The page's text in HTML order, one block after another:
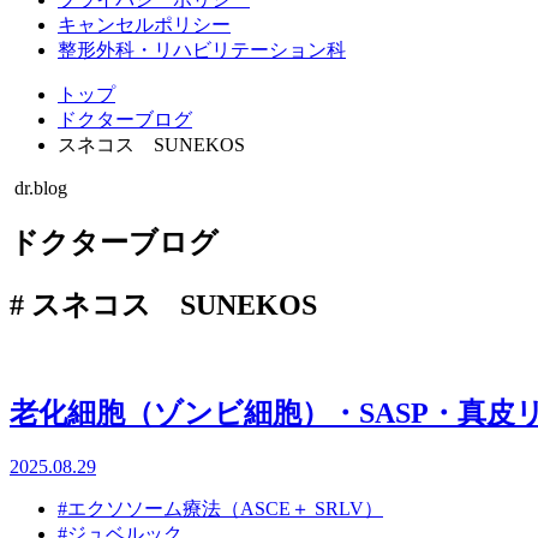
キャンセルポリシー
整形外科・リハビリテーション科
トップ
ドクターブログ
スネコス SUNEKOS
dr.blog
ドクターブログ
# スネコス SUNEKOS
老化細胞（ゾンビ細胞）・SASP・真皮
2025.08.29
#エクソソーム療法（ASCE＋ SRLV）
#ジュベルック